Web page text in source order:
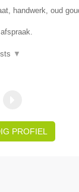
handwerk, oud
▼
PROFIEL